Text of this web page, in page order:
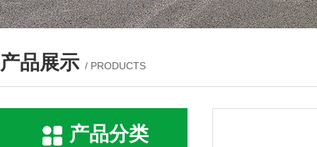
产品展示 / PRODUCTS
产品分类